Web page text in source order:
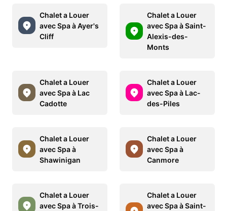
Chalet a Louer
avec Spa à Ayer's
Cliff
Chalet a Louer
avec Spa à Saint-
Alexis-des-
Monts
Chalet a Louer
avec Spa à Lac
Cadotte
Chalet a Louer
avec Spa à Lac-
des-Piles
Chalet a Louer
avec Spa à
Shawinigan
Chalet a Louer
avec Spa à
Canmore
Chalet a Louer
avec Spa à Trois-
Chalet a Louer
avec Spa à Saint-